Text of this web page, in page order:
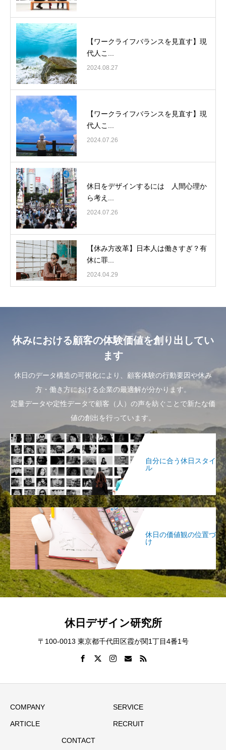
【ワークライフバランスを見直す】現
代人こ...
2024.08.27
【ワークライフバランスを見直す】現
代人こ...
2024.07.26
休日をデザインするには 人間心理か
ら考え...
2024.07.26
【休み方改革】日本人は働きすぎ？有
休に罪...
2024.04.29
休みにおける顧客の体験価値を創り出してい
ます
休日のデータ構造の可視化により、顧客体験の行動要因や休み
方・働き方における企業の最適解が分かります。
定量データや定性データで顧客（人）の声を紡ぐことで新たな価
値の創出を行っています。
自分に合う休日スタイ
ル
休日の価値観の位置づ
け
休日デザイン研究所
〒100-0013 東京都千代田区霞が関1丁目4番1号
COMPANY SERVICE
ARTICLE RECRUIT
CONTACT